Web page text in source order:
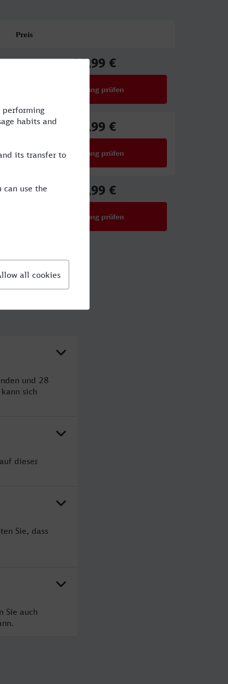
Preis
27,99 €
Verbindung prüfen
27,99 €
Verbindung prüfen
35,99 €
Verbindung prüfen
und 28
sich
dieser
Sie, dass
Sie auch